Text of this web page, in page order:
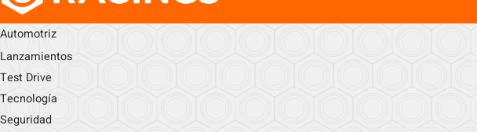
Automotriz
Lanzamientos
Test Drive
Tecnología
Seguridad